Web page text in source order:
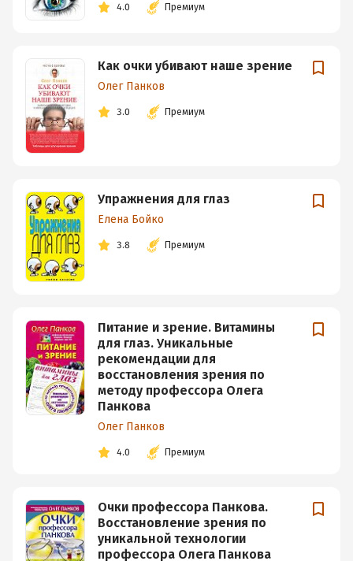
4.0 Премиум
Как очки убивают наше зрение
Олег Панков
3.0 Премиум
Упражнения для глаз
Елена Бойко
3.8 Премиум
Питание и зрение. Витамины
для глаз. Уникальные
рекомендации для
восстановления зрения по
методу профессора Олега
Панкова
Олег Панков
4.0 Премиум
Очки профессора Панкова.
Восстановление зрения по
уникальной технологии
профессора Олега Панкова